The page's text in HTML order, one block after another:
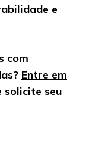
e
com
Entre em
solicite seu